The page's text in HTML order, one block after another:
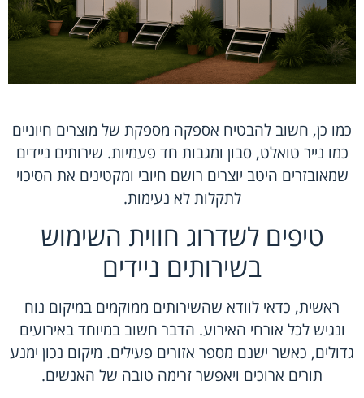
כמו כן, חשוב להבטיח אספקה מספקת של מוצרים חיוניים
כמו נייר טואלט, סבון ומגבות חד פעמיות. שירותים ניידים
שמאובזרים היטב יוצרים רושם חיובי ומקטינים את הסיכוי
לתקלות לא נעימות.
טיפים לשדרוג חווית השימוש
בשירותים ניידים
ראשית, כדאי לוודא שהשירותים ממוקמים במיקום נוח
ונגיש לכל אורחי האירוע. הדבר חשוב במיוחד באירועים
גדולים, כאשר ישנם מספר אזורים פעילים. מיקום נכון ימנע
תורים ארוכים ויאפשר זרימה טובה של האנשים.